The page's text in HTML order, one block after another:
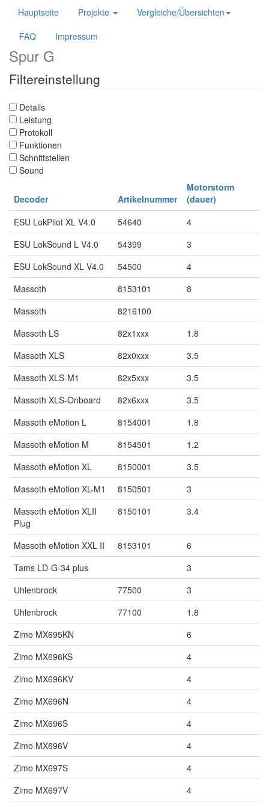
Hauptseite Projekte
Vergleiche/Übersichten
FAQ
Impressum
Spur G
Filtereinstellung
Details
Leistung
Protokoll
Funktionen
Schnittstellen
Sound
Decoder Artikelnummer
Motorstorm
(dauer)
ESU LokPilot XL V4.0
54640
4
ESU LokSound L V4.0
54399
3
ESU LokSound XL V4.0
54500
4
Massoth
8153101
8
Massoth
8216100
Massoth LS
82x1xxx
1.8
Massoth XLS
82x0xxx
3.5
Massoth XLS-M1
82x5xxx
3.5
Massoth XLS-Onboard
82x6xxx
3.5
Massoth eMotion L
8154001
1.8
Massoth eMotion M
8154501
1.2
Massoth eMotion XL
8150001
3.5
Massoth eMotion XL-M1
8150501
3
Massoth eMotion XLII
Plug
8150101 3.4
Massoth eMotion XXL II 8153101
6
Tams LD-G-34 plus
3
Uhlenbrock
77500
3
Uhlenbrock
77100
1.8
Zimo MX695KN
6
Zimo MX696KS
4
Zimo MX696KV
4
Zimo MX696N
4
Zimo MX696S
4
Zimo MX696V
4
Zimo MX697S
4
Zimo MX697V
4